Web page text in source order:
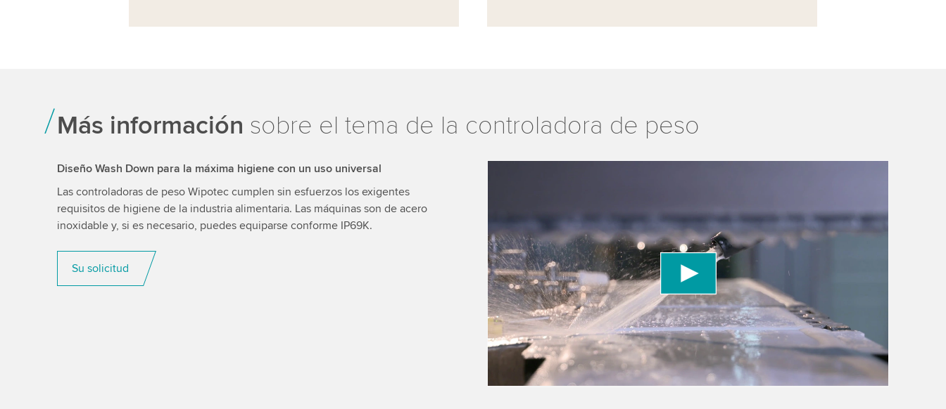
Más información sobre el tema de la controladora de peso
Diseño Wash Down para la máxima higiene con un uso universal
Las controladoras de peso Wipotec cumplen sin esfuerzos los exigentes
requisitos de higiene de la industria alimentaria. Las máquinas son de acero
inoxidable y, si es necesario, puedes equiparse conforme IP69K.
Su solicitud
We use a third party service to embed video content that may collect
data about your activity. Please review the details and accept the service
to watch this video.
Accept More information